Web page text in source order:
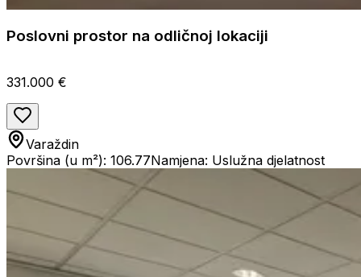
Poslovni prostor na odličnoj lokaciji
331.000 €
Varaždin
Površina (u m²): 106.77Namjena: Uslužna djelatnost